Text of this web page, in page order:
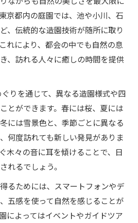
京都内の庭園では、池や小川、石
、伝統的な造園技術が随所に取り
れにより、都会の中でも自然の息
、訪れる人々に癒しの時間を提供
りを通じて、異なる造園様式や四
とができます。春には桜、夏には
には雪景色と、季節ごとに異なる
何度訪れても新しい発見がありま
木々の音に耳を傾けることで、日
れるでしょう。
るためには、スマートフォンやデ
五感を使って自然を感じることが
によってはイベントやガイドツア